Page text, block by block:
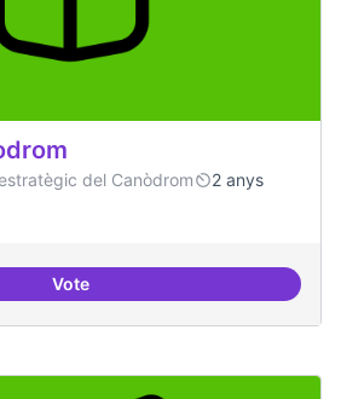
del Canòdrom
2 anys
VoteErasmus Canòdrom